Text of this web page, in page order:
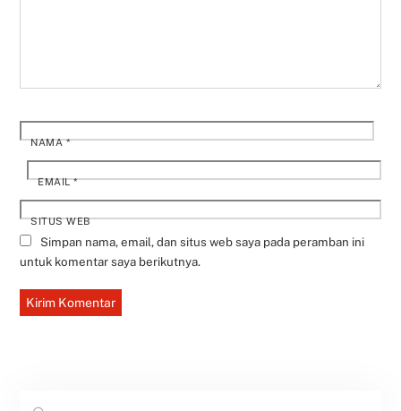
NAMA*
EMAIL*
SITUS WEB
Simpan nama, email, dan situs web saya pada peramban ini
untuk komentar saya berikutnya.